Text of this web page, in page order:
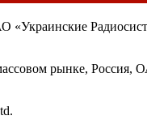
рынке,